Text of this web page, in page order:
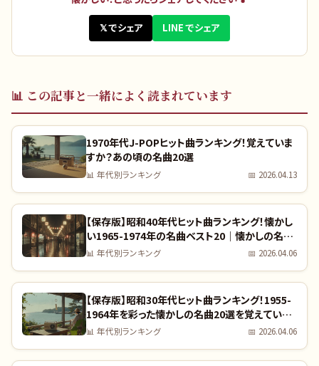
𝕏 でシェア LINE でシェア
📊 この記事と一緒によく読まれています
1970年代J-POPヒット曲ランキング！覚えていま
すか？あの頃の名曲20選
📊 年代別ランキング 📅 2026.04.13
【保存版】昭和40年代ヒット曲ランキング！懐かし
い1965-1974年の名曲ベスト20｜懐かしの名曲
完全リスト
📊 年代別ランキング 📅 2026.04.06
【保存版】昭和30年代ヒット曲ランキング！1955-
1964年を彩った懐かしの名曲20選を覚えていま
すか？｜全曲リスト付き
📊 年代別ランキング 📅 2026.04.06